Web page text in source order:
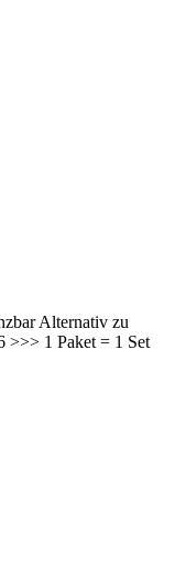
Alternativ zu
>>> 1 Paket = 1 Set